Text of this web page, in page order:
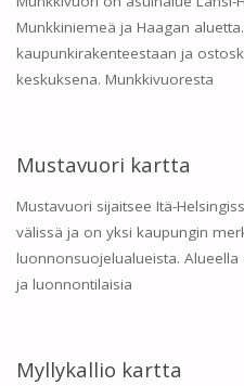
Munkkiniemeä ja Haagan
kaupunkirakenteestaan ja
keskuksena. Munkkivuoresta
Mustavuori kartta
Mustavuori sijaitsee Itä-
välissä ja on yksi kaupungin
luonnonsuojelualueista.
ja luonnontilaisia
Myllykallio kartta